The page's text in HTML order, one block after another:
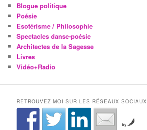
Blogue politique
Poésie
Esotérisme / Philosophie
Spectacles danse-poésie
Architectes de la Sagesse
Livres
Vidéo+Radio
RETROUVEZ MOI SUR LES RÉSEAUX SOCIAUX
by